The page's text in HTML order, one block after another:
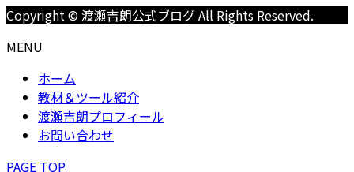
Copyright © 渡瀬吉朗公式ブログ All Rights Reserved.
MENU
ホーム
教材＆ツール紹介
渡瀬吉朗プロフィール
お問い合わせ
PAGE TOP